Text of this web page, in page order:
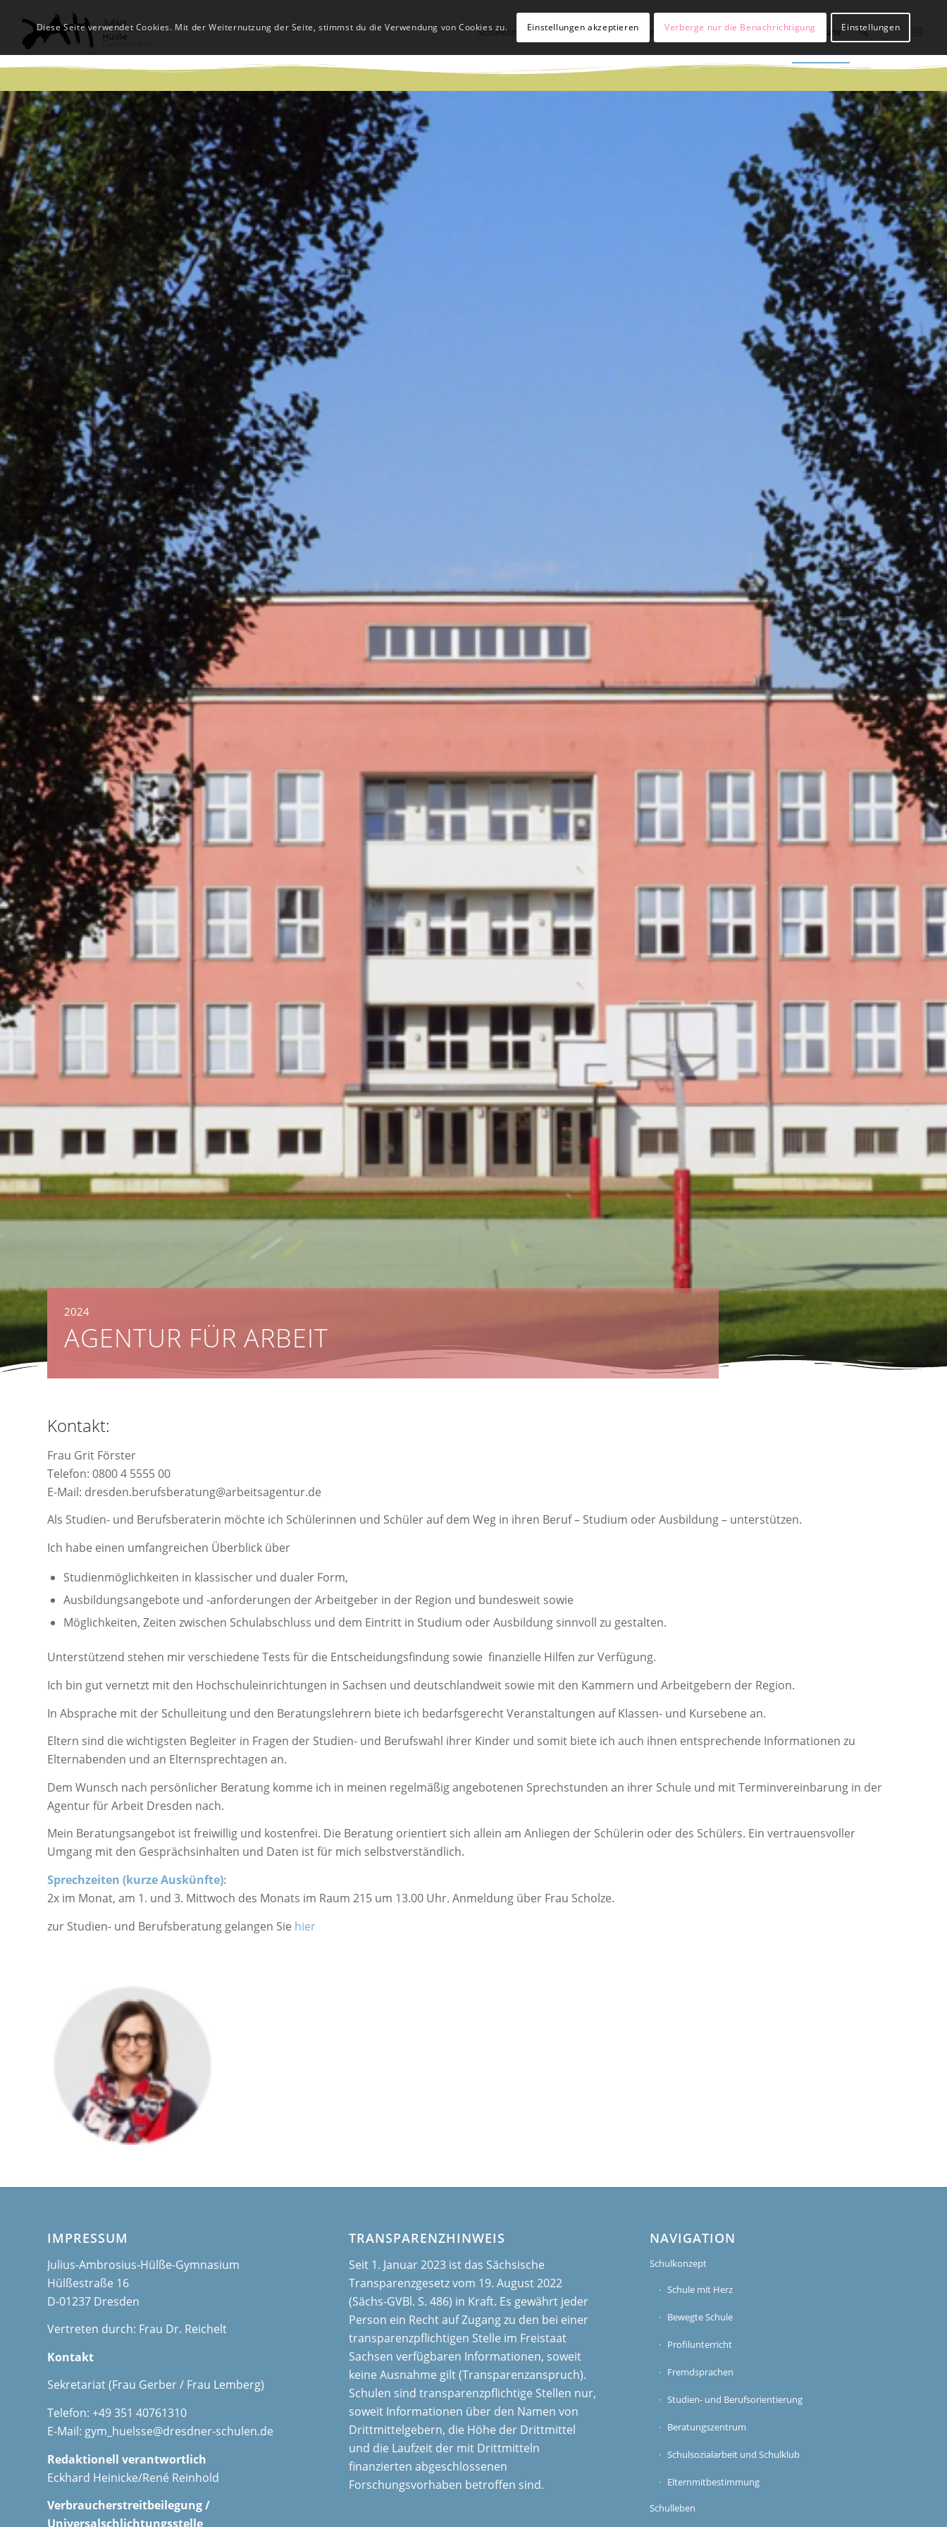
Schulkonzept Schulleben Hülßianer werden Hülßianer sein Über uns
2024
AGENTUR FÜR ARBEIT
Kontakt:
Frau Grit Förster
Telefon: 0800 4 5555 00
E-Mail: dresden.berufsberatung@arbeitsagentur.de
Als Studien- und Berufsberaterin möchte ich Schülerinnen und Schüler auf dem Weg in ihren Beruf – Studium oder Ausbildung – unterstützen.
Ich habe einen umfangreichen Überblick über
Studienmöglichkeiten in klassischer und dualer Form,
Ausbildungsangebote und -anforderungen der Arbeitgeber in der Region und bundesweit sowie
Möglichkeiten, Zeiten zwischen Schulabschluss und dem Eintritt in Studium oder Ausbildung sinnvoll zu gestalten.
Unterstützend stehen mir verschiedene Tests für die Entscheidungsfindung sowie finanzielle Hilfen zur Verfügung.
Ich bin gut vernetzt mit den Hochschuleinrichtungen in Sachsen und deutschlandweit sowie mit den Kammern und Arbeitgebern der Region.
In Absprache mit der Schulleitung und den Beratungslehrern biete ich bedarfsgerecht Veranstaltungen auf Klassen- und Kursebene an.
Eltern sind die wichtigsten Begleiter in Fragen der Studien- und Berufswahl ihrer Kinder und somit biete ich auch ihnen entsprechende Informationen zu
Elternabenden und an Elternsprechtagen an.
Dem Wunsch nach persönlicher Beratung komme ich in meinen regelmäßig angebotenen Sprechstunden an ihrer Schule und mit Terminvereinbarung in der
Agentur für Arbeit Dresden nach.
Mein Beratungsangebot ist freiwillig und kostenfrei. Die Beratung orientiert sich allein am Anliegen der Schülerin oder des Schülers. Ein vertrauensvoller
Umgang mit den Gesprächsinhalten und Daten ist für mich selbstverständlich.
Sprechzeiten (kurze Auskünfte):
2x im Monat, am 1. und 3. Mittwoch des Monats im Raum 215 um 13.00 Uhr. Anmeldung über Frau Scholze.
zur Studien- und Berufsberatung gelangen Sie hier
IMPRESSUM
Julius-Ambrosius-Hülße-Gymnasium
Hülßestraße 16
D-01237 Dresden
Vertreten durch: Frau Dr. Reichelt
Kontakt
Sekretariat (Frau Gerber / Frau Lemberg)
Telefon: +49 351 40761310
E-Mail: gym_huelsse@dresdner-schulen.de
Redaktionell verantwortlich
Eckhard Heinicke/René Reinhold
Verbraucherstreitbeilegung /
Universalschlichtungsstelle
TRANSPARENZHINWEIS
Seit 1. Januar 2023 ist das Sächsische
Transparenzgesetz vom 19. August 2022
(Sächs-GVBl. S. 486) in Kraft. Es gewährt jeder
Person ein Recht auf Zugang zu den bei einer
transparenzpflichtigen Stelle im Freistaat
Sachsen verfügbaren Informationen, soweit
keine Ausnahme gilt (Transparenzanspruch).
Schulen sind transparenzpflichtige Stellen nur,
soweit Informationen über den Namen von
Drittmittelgebern, die Höhe der Drittmittel
und die Laufzeit der mit Drittmitteln
finanzierten abgeschlossenen
Forschungsvorhaben betroffen sind.
NAVIGATION
Schulkonzept
Schule mit Herz
Bewegte Schule
Profilunterricht
Fremdsprachen
Studien- und Berufsorientierung
Beratungszentrum
Schulsozialarbeit und Schulklub
Elternmitbestimmung
Schulleben
Diese Seite verwendet Cookies. Mit der Weiternutzung der Seite, stimmst du die Verwendung von Cookies zu. Einstellungen akzeptieren Verberge nur die Benachrichtigung Einstellungen